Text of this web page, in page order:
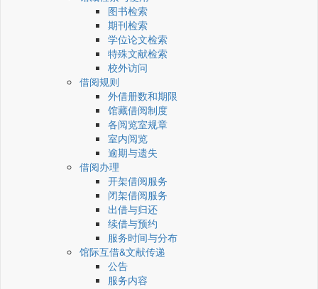
图书检索
期刊检索
学位论文检索
特殊文献检索
校外访问
借阅规则
外借册数和期限
馆藏借阅制度
各阅览室规章
室内阅览
逾期与遗失
借阅办理
开架借阅服务
闭架借阅服务
出借与归还
续借与预约
服务时间与分布
馆际互借&文献传递
公告
服务内容